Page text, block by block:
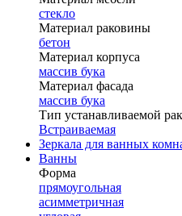
стекло
Материал раковины
бетон
Материал корпуса
массив бука
Материал фасада
массив бука
Тип устанавливаемой
Встраиваемая
Зеркала для ванных
Ванны
Форма
прямоугольная
асимметричная